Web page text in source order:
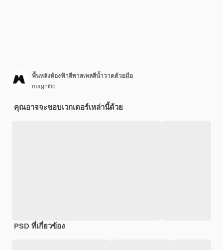
พื้นหลังท้องฟ้าสีพาสเทลสีน้ำวาดด้วยมือ
magnific
คุณอาจจะชอบเวกเตอร์เหล่านี้ด้วย
PSD ที่เกี่ยวข้อง